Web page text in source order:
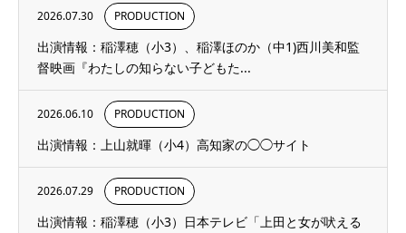
2026.07.30 PRODUCTION
出演情報：稲澤穂（小3）、稲澤ほのか（中1)西川美和監
督映画『わたしの知らない子どもた...
2026.06.10 PRODUCTION
出演情報：上山就暉（小4）高知家の◯◯サイト
2026.07.29 PRODUCTION
出演情報：稲澤穂（小3）日本テレビ「上田と女が吠える